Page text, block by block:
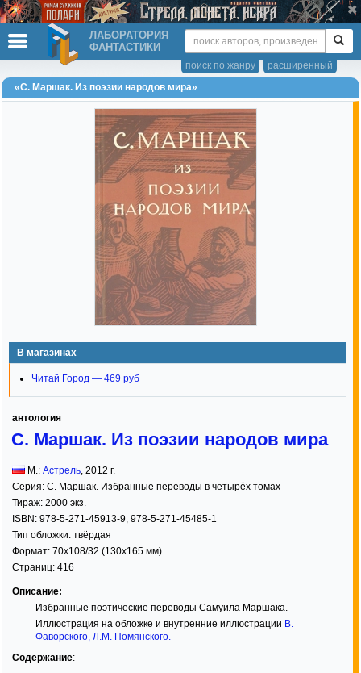
ЛАБОРАТОРИЯ
ФАНТАСТИКИ
расширенный
поиск по жанру
«С. Маршак. Из поэзии народов мира»
В магазинах
Читай Город — 469 руб
антология
С. Маршак. Из поэзии народов мира
М.: Астрель 2012 г.
Серия: С. Маршак. Избранные переводы в четырёх томах
Тираж: 2000 экз.
ISBN: 978-5-271-45913-9, 978-5-271-45485-1
Тип обложки: твёрдая
Формат: 70x108/32 (130x165 мм)
Страниц: 416
Описание:
Избранные поэтические переводы Самуила Маршака.
Иллюстрация на обложке и внутренние иллюстрации В.
Фаворского, Л.М. Помянского.
Содержание: